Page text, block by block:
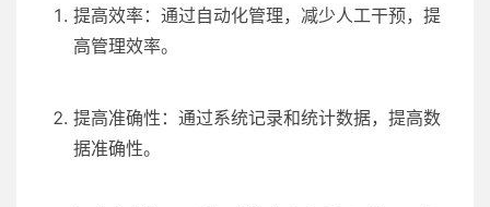
提高效率：通过自动化管理，减少人工干预，提
高管理效率。
提高准确性：通过系统记录和统计数据，提高数
据准确性。